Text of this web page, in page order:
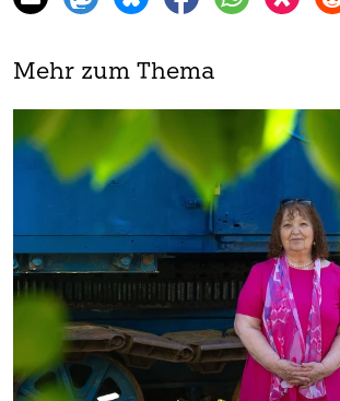
Mehr zum Thema